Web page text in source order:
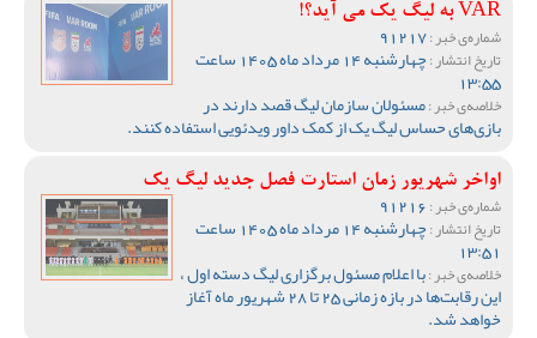
VAR به لیگ یک می آید؟!
شماره‌ی خبر :
تاریخ انتشار : چهارشنبه 14 مرداد ماه 1405 ساعت
13:55
خلاصه‌ی خبر :مسئولان سازمان لیگ قصد دارند در
بازی‌های حساس لیگ یک از کمک داور ویدئویی استفاده کنند.
اواخر شهریور زمان استارت فصل جدید لیگ یک
شماره‌ی خبر :
تاریخ انتشار : چهارشنبه 14 مرداد ماه 1405 ساعت
13:51
خلاصه‌ی خبر :با اعلام مسئول برگزاری لیگ دسته اول ،
این رقابت‌ها در بازه زمانی 25 تا 28 شهریور ماه آغاز
خواهد شد.